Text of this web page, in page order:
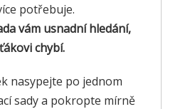
potřebuje.
vám usnadní hledání,
chybí.
nasypejte po jednom
sady a pokropte mírně